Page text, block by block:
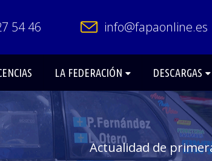
54 46 info@fapaonline.es
LA FEDERACIÓN DESCARGAS
Actualidad de